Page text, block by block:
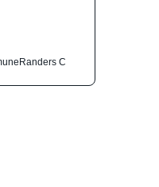
Randers C